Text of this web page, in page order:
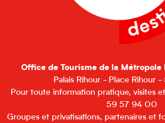
Office de Tourisme de la Métropole
Palais Rihour - Place Rihour
Pour toute information pratique, visites
59 57 94 00
Groupes et privatisations, partenaires et